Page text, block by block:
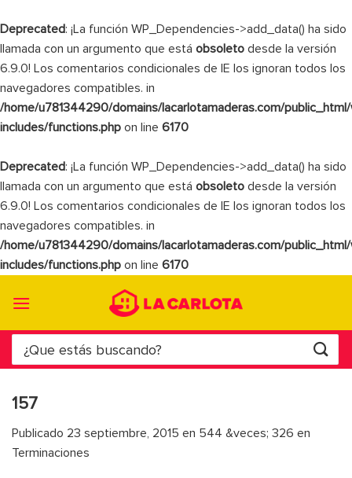
Deprecated: ¡La función WP_Dependencies->add_data() ha sido
llamada con un argumento que está obsoleto desde la versión
6.9.0! Los comentarios condicionales de IE los ignoran todos los
navegadores compatibles. in
/home/u781344290/domains/lacarlotamaderas.com/
includes/functions.php on line 6170
Deprecated: ¡La función WP_Dependencies->add_data() ha sido
llamada con un argumento que está obsoleto desde la versión
6.9.0! Los comentarios condicionales de IE los ignoran todos los
navegadores compatibles. in
/home/u781344290/domains/lacarlotamaderas.com/
includes/functions.php on line 6170
Buscar
por:
157
Publicado 23 septiembre, 2015 en 544 &veces; 326 en
Terminaciones